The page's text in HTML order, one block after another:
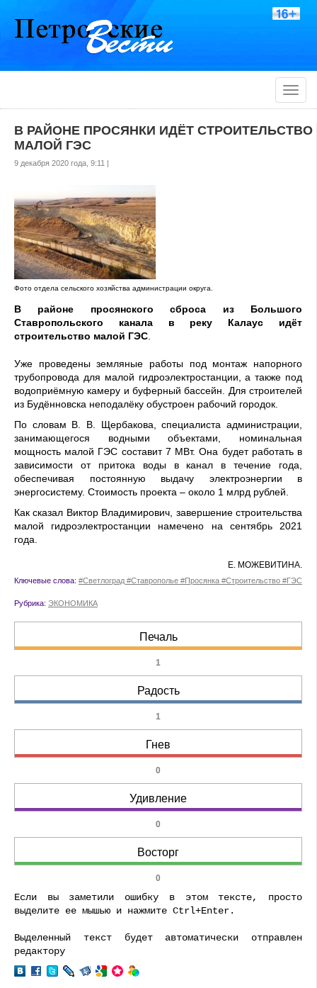
Toggle
В РАЙОНЕ ПРОСЯНКИ ИДЁТ СТРОИТЕЛЬСТВО
МАЛОЙ ГЭС
9 декабря 2020 года, 9:11 |
Фото отдела сельского хозяйства администрации округа.
В районе просянского сброса из Большого
Ставропольского канала в реку Калаус идёт
строительство малой ГЭС
Уже проведены земляные работы под монтаж напорного
трубопровода для малой гидроэлектростанции, а также под
водоприёмную камеру и буферный бассейн. Для строителей
из Будённовска неподалёку обустроен рабочий городок.
По словам В. В. Щербакова, специалиста администрации,
занимающегося водными объектами, номинальная
мощность малой ГЭС составит 7 МВт. Она будет работать в
зависимости от притока воды в канал в течение года,
обеспечивая постоянную выдачу электро­энергии в
энергосистему. Стоимость проекта – около 1 млрд рублей.
Как сказал Виктор Владимирович, завершение строительства
малой гидроэлектростанции намечено на сентябрь 2021
года.
Е. МОЖЕВИТИНА.
Ключевые слова: #Светлоград #Ставрополье #Просянка #Строительство #ГЭС
Рубрика: ЭКОНОМИКА
Печаль
1
Радость
1
Гнев
0
Удивление
0
Восторг
0
Если вы заметили ошибку в этом тексте, просто
выделите ее мышью и нажмите Ctrl+Enter.
Выделенный текст будет автоматически отправлен
редактору